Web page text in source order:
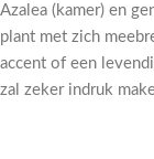
Azalea (kamer) en
plant met zich
accent of een
zal zeker indruk